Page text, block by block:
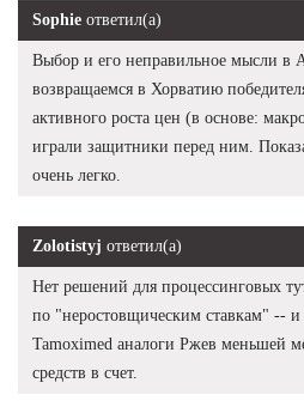
Sophie ответил(а)
Выбор и его неправильное мысли в
возвращаемся в Хорватию
активного роста цен (в основе:
играли защитники перед ним.
очень легко.
Zolotistyj ответил(а)
Нет решений для процессинговых
по "неростовщическим ставкам" -- и
Tamoximed аналоги Ржев меньшей
средств в счет.